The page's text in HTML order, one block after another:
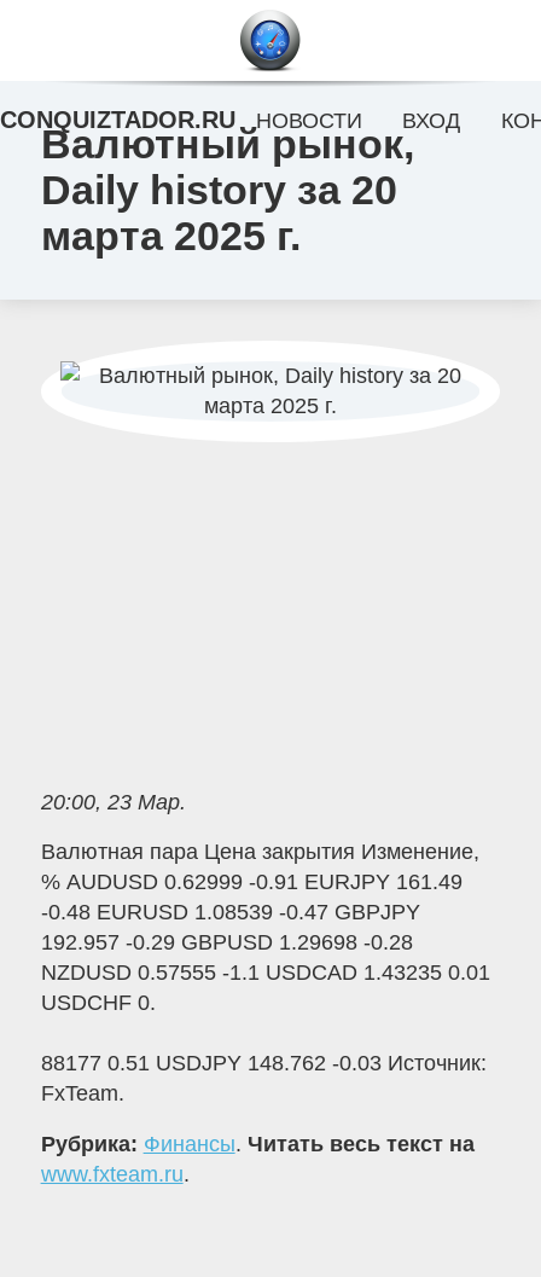
Валютный рынок,
Daily history за 20
марта 2025 г.
20:00, 23 Мар.
Валютная пара Цена закрытия Изменение,
% AUDUSD 0.62999 -0.91 EURJPY 161.49
-0.48 EURUSD 1.08539 -0.47 GBPJPY
192.957 -0.29 GBPUSD 1.29698 -0.28
NZDUSD 0.57555 -1.1 USDCAD 1.43235 0.01
USDCHF 0.
88177 0.51 USDJPY 148.762 -0.03 Источник:
FxTeam.
Рубрика: Финансы. Читать весь текст на
www.fxteam.ru.
CONQUIZTADOR.RU НОВОСТИ ВХОД